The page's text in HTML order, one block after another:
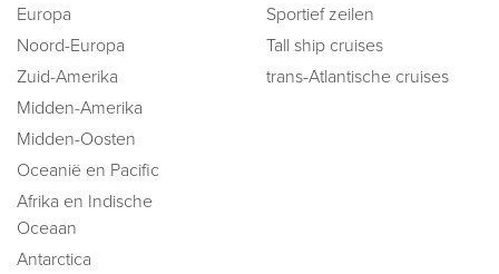
Europa
Noord-Europa
Zuid-Amerika
Midden-Amerika
Midden-Oosten
Oceanië en Pacific
Afrika en Indische
Oceaan
Antarctica
Sportief zeilen
Tall ship cruises
trans-Atlantische cruises